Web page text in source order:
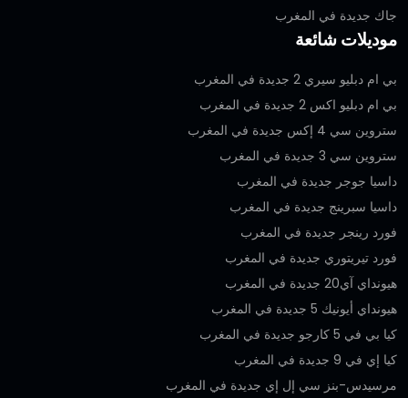
جاك جديدة في المغرب
موديلات شائعة
بي ام دبليو سيري 2 جديدة في المغرب
بي ام دبليو اكس 2 جديدة في المغرب
ستروين سي 4 إكس جديدة في المغرب
ستروين سي 3 جديدة في المغرب
داسيا جوجر جديدة في المغرب
داسيا سبرينج جديدة في المغرب
فورد رينجر جديدة في المغرب
فورد تيريتوري جديدة في المغرب
هيونداي آي20 جديدة في المغرب
هيونداي أيونيك 5 جديدة في المغرب
كيا بي في 5 كارجو جديدة في المغرب
كيا إي في 9 جديدة في المغرب
مرسيدس-بنز سي إل إي جديدة في المغرب